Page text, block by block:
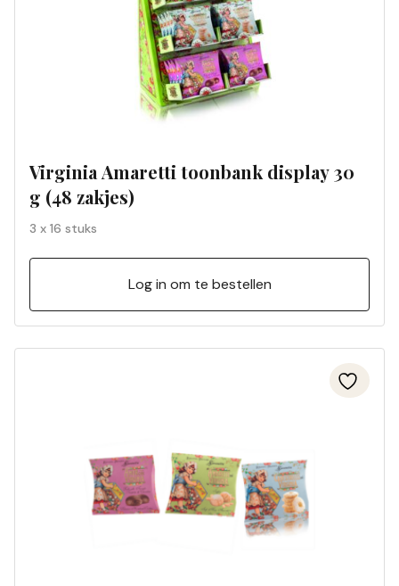
Virginia Amaretti toonbank display 30
g (48 zakjes)
3 x 16 stuks
Log in om te bestellen